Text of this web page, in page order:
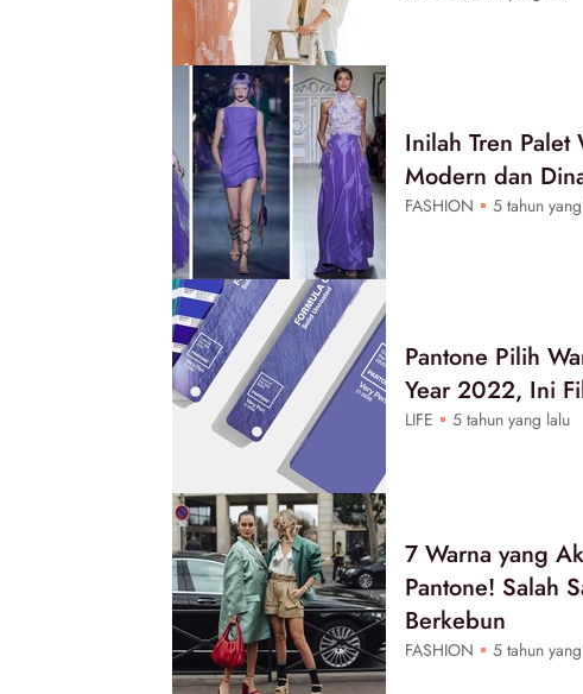
Inilah Tren
Modern dan
FASHION 5 tahun
Pantone Pilih
Year 2022, Ini
LIFE 5 tahun yang lalu
7 Warna yang
Pantone! Salah
Berkebun
FASHION 5 tahun